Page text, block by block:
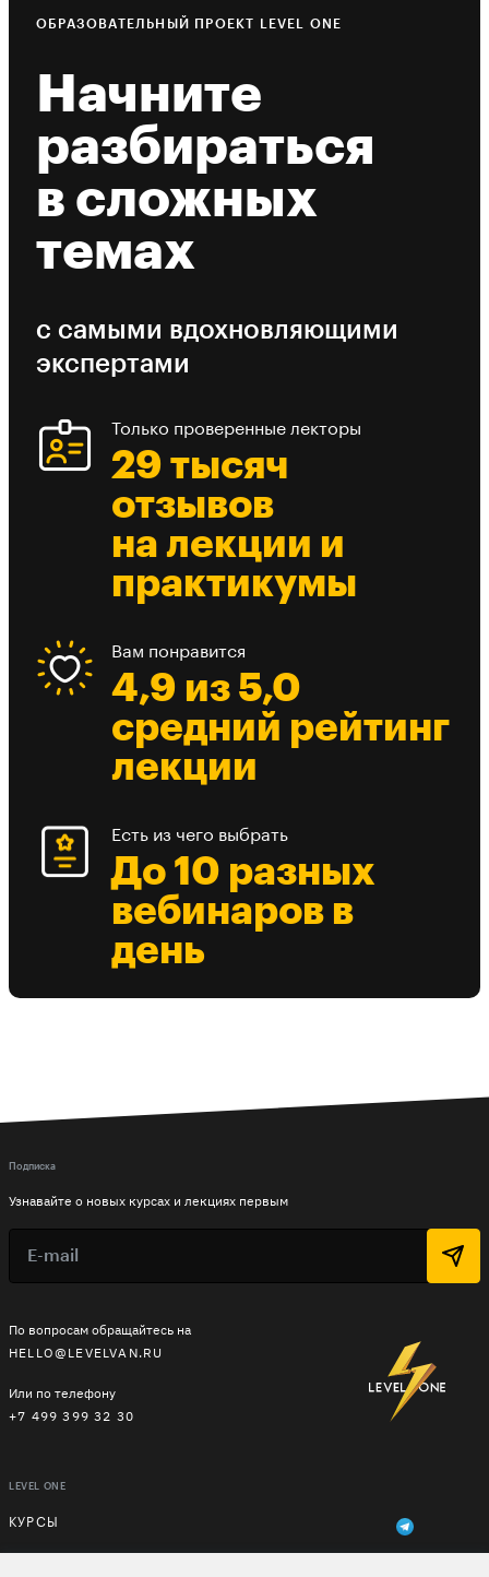
ОБРАЗОВАТЕЛЬНЫЙ ПРОЕКТ LEVEL ONE
Начните
разбираться
в сложных
темах
с самыми вдохновляющими
экспертами
Только проверенные лекторы
29 тысяч
отзывов
на лекции и
практикумы
Вам понравится
4,9 из 5,0
средний рейтинг
лекции
Есть из чего выбрать
До 10 разных
вебинаров в
день
По вопросам обращайтесь на
HELLO@LEVELVAN.RU
Или по телефону
+7 499 399 32 30
LEVEL ONE
КУРСЫ
Подписка
Узнавайте о новых курсах и лекциях первым